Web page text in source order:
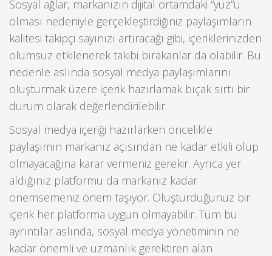
Sosyal ağlar, markanızın dijital ortamdaki “yüz”ü
olması nedeniyle gerçekleştirdiğiniz paylaşımların
kalitesi takipçi sayınızı artıracağı gibi, içeriklerinizden
olumsuz etkilenerek takibi bırakanlar da olabilir. Bu
nedenle aslında sosyal medya paylaşımlarını
oluşturmak üzere içerik hazırlamak bıçak sırtı bir
durum olarak değerlendirilebilir.
Sosyal medya içeriği hazırlarken öncelikle
paylaşımın markanız açısından ne kadar etkili olup
olmayacağına karar vermeniz gerekir. Ayrıca yer
aldığınız platformu da markanız kadar
önemsemeniz önem taşıyor. Oluşturduğunuz bir
içerik her platforma uygun olmayabilir. Tüm bu
ayrıntılar aslında, sosyal medya yönetiminin ne
kadar önemli ve uzmanlık gerektiren alan